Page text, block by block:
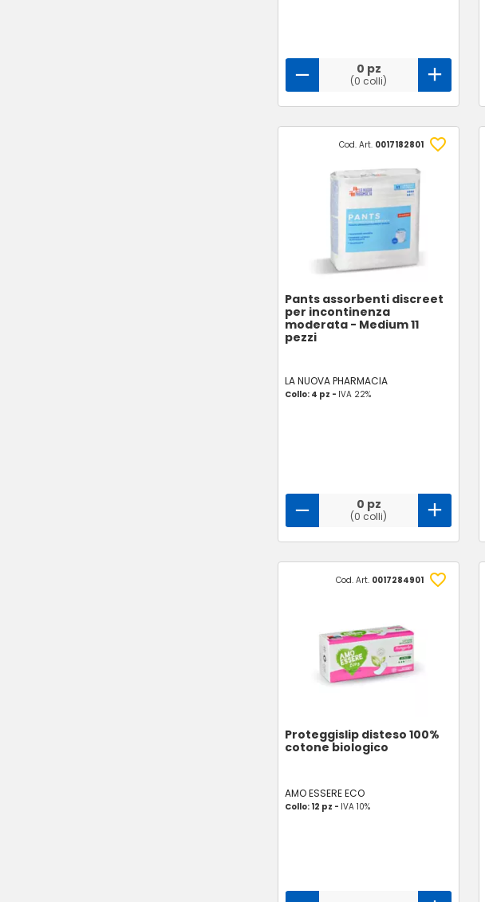
0 pz
(0 colli)
Cod. Art. 0017182801
Pants assorbenti discreet
per incontinenza
moderata - Medium 11
pezzi
LA NUOVA PHARMACIA
Collo: 4 pz - IVA 22%
0 pz
(0 colli)
Cod. Art. 0017284901
Proteggislip disteso 100%
cotone biologico
AMO ESSERE ECO
Collo: 12 pz - IVA 10%